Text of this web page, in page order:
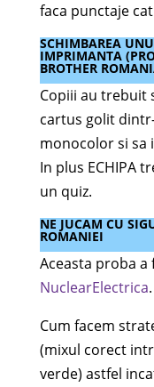
faca punctaje
SCHIMBAREA
IMPRIMANTA
BROTHER
Copiii au trebuit
cartus golit
monocolor si sa
In plus ECHIPA
un quiz.
NE JUCAM CU
ROMANIEI
Aceasta proba
NuclearElectrica.
Cum facem
(mixul corect
verde) astfel